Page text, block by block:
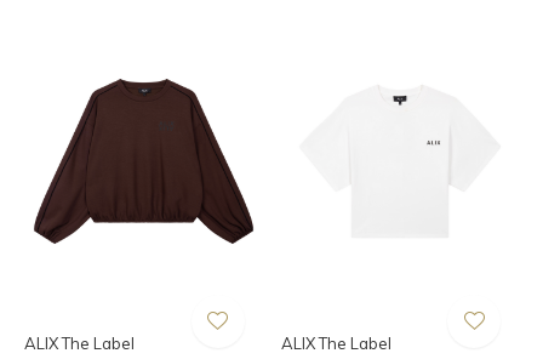
ALIX The Label ALIX The Label